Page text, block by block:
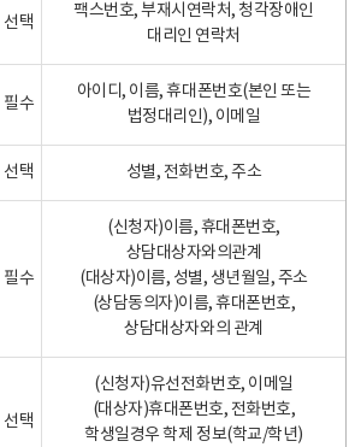
선택
팩스번호, 부재시연락처, 청각장애인
대리인 연락처
필수
아이디, 이름, 휴대폰번호(본인 또는
법정대리인), 이메일
선택 성별, 전화번호, 주소
필수
(신청자)이름, 휴대폰번호,
상담대상자와의관계
(대상자)이름, 성별, 생년월일, 주소
(상담동의자)이름, 휴대폰번호,
상담대상자와의 관계
선택
(신청자)유선전화번호, 이메일
(대상자)휴대폰번호, 전화번호,
학생일경우 학제 정보(학교/학년)